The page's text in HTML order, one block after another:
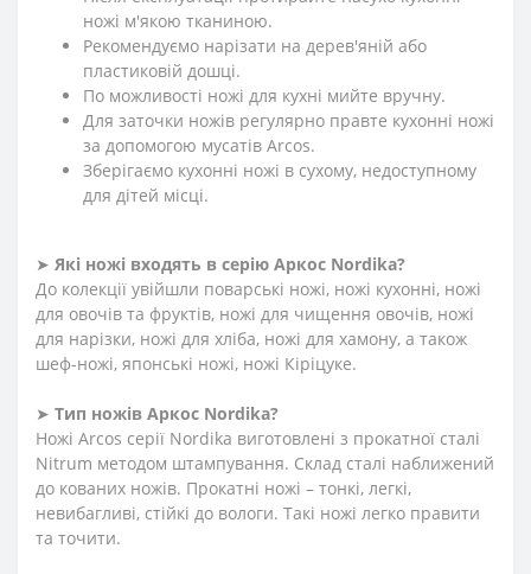
ножі м'якою тканиною.
Рекомендуємо нарізати на дерев'яній або
пластиковій дошці.
По можливості ножі для кухні мийте вручну.
Для заточки ножів регулярно правте кухонні ножі
за допомогою мусатів Arcos.
Зберігаємо кухонні ножі в сухому, недоступному
для дітей місці.
➤ Які ножі входять в серію Аркос Nordika?
До колекції увійшли поварські ножі, ножі кухонні, ножі
для овочів та фруктів, ножі для чищення овочів, ножі
для нарізки, ножі для хліба, ножі для хамону, а також
шеф-ножі, японські ножі, ножі Кіріцуке.
➤ Тип ножів Аркос Nordika?
Ножі Arcos серії Nordika виготовлені з прокатної сталі
Nitrum методом штампування. Склад сталі наближений
до кованих ножів. Прокатні ножі – тонкі, легкі,
невибагливі, стійкі до вологи. Такі ножі легко правити
та точити.